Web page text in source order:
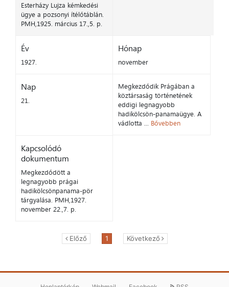
Esterházy Lujza kémkedési
ügye a pozsonyi ítélőtáblán.
PMH,1925. március 17.,5. p.
Év
1927.
Hónap
november
Nap
21.
Megkezdődik Prágában a
köztársaság történetének
eddigi legnagyobb
hadikölcsön-panamaügye. A
vádlotta ... Bővebben
Kapcsolódó
dokumentum
Megkezdődött a
legnagyobb prágai
hadikölcsönpanama-pör
tárgyalása. PMH,1927.
november 22.,7. p.
Előző 1 Következő